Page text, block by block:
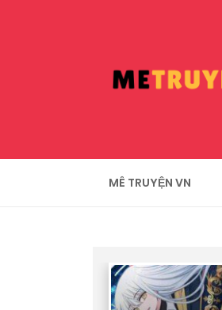
MÊ TRUYỆN VN